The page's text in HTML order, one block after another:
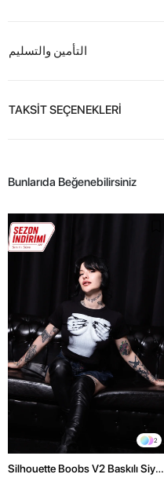
التأمين والتسليم
TAKSİT SEÇENEKLERİ
Bunlarıda Beğenebilirsiniz
2
Silhouette Boobs V2 Baskılı Siyah